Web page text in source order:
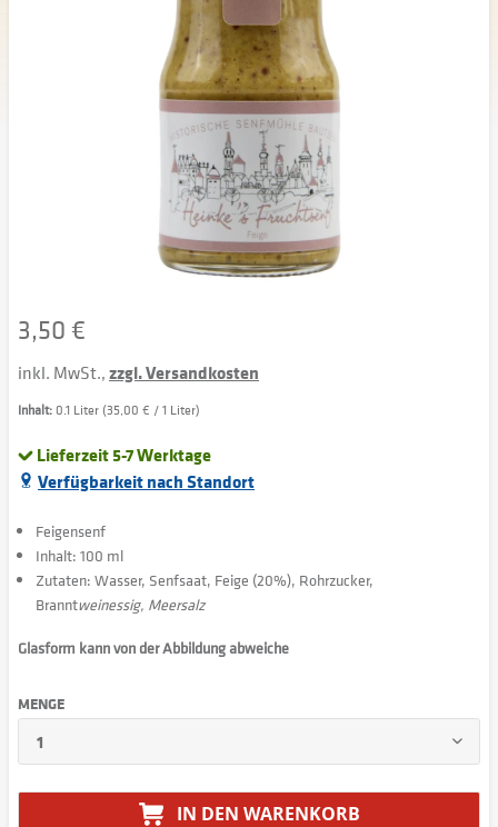
3,50 €
inkl. MwSt.,zzgl. Versandkosten
Inhalt: 0.1 Liter (35,00 € / 1 Liter)
Lieferzeit 5-7 Werktage
Verfügbarkeit nach Standort
Feigensenf
Inhalt: 100 ml
Zutaten: Wasser, Senfsaat, Feige (20%), Rohrzucker,
Branntweinessig, Meersalz
Glasform kann von der Abbildung abweiche
MENGE
IN DEN WARENKORB